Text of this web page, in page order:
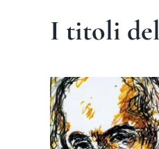
I titoli